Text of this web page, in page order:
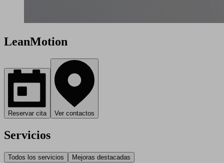
LeanMotion
Reservar cita Ver contactos
Servicios
Todos los servicios Mejoras destacadas